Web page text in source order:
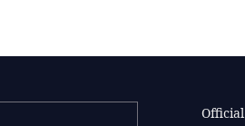
Official